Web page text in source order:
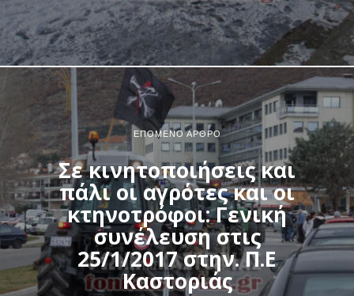
ΕΠΌΜΕΝΟ ΆΡΘΡΟ
Σε κινητοποιήσεις και
πάλι οι αγρότες και οι
κτηνοτρόφοι: Γενική
συνέλευση στις
25/1/2017 στην. Π.Ε
Καστοριάς